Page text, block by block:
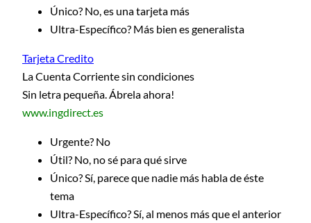
Único? No, es una tarjeta más
Ultra-Específico? Más bien es generalista
Tarjeta Credito
La Cuenta Corriente sin condiciones
Sin letra pequeña. Ábrela ahora!
www.ingdirect.es
Urgente? No
Útil? No, no sé para qué sirve
Único? Sí, parece que nadie más habla de éste
tema
Ultra-Específico? Sí, al menos más que el anterior